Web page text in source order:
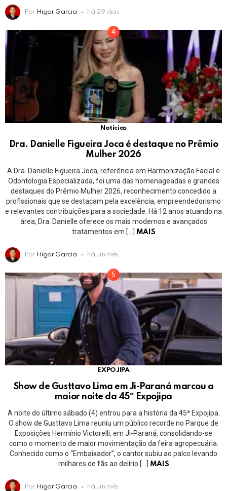
Por Higor Garcia há 29 dias
Notícias
Dra. Danielle Figueira Joca é destaque no Prêmio
Mulher 2026
A Dra. Danielle Figueira Joca, referência em Harmonização Facial e
Odontologia Especializada, foi uma das homenageadas e grandes
destaques do Prêmio Mulher 2026, reconhecimento concedido a
profissionais que se destacam pela excelência, empreendedorismo
e relevantes contribuições para a sociedade. Há 12 anos atuando na
área, Dra. Danielle oferece os mais modernos e avançados
tratamentos em […]
MAIS
Por Higor Garcia há um mês
EXPOJIPA
Show de Gusttavo Lima em Ji-Paraná marcou a
maior noite da 45ª Expojipa
A noite do último sábado (4) entrou para a história da 45ª Expojipa.
O show de Gusttavo Lima reuniu um público recorde no Parque de
Exposições Hermínio Victorelli, em Ji-Paraná, consolidando-se
como o momento de maior movimentação da feira agropecuária.
Conhecido como o “Embaixador”, o cantor subiu ao palco levando
milhares de fãs ao delírio […]
MAIS
Por Higor Garcia há um mês